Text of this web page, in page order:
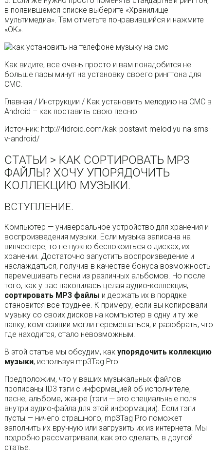
в появившемся списке выберите «Хранилище
мультимедиа». Там отметьте понравившийся и нажмите
«OK».
Как видите, все очень просто и вам понадобится не
больше пары минут на установку своего рингтона для
СМС.
Главная / Инструкции / Как установить мелодию на СМС в
Android – как поставить свою песню
Источник: http://4idroid.com/kak-postavit-melodiyu-na-sms-
v-android/
СТАТЬИ > КАК СОРТИРОВАТЬ МР3
ФАЙЛЫ? ХОЧУ УПОРЯДОЧИТЬ
КОЛЛЕКЦИЮ МУЗЫКИ.
ВСТУПЛЕНИЕ.
Компьютер — универсальное устройство для хранения и
воспроизведения музыки. Если музыка записана на
винчестере, то не нужно беспокоиться о дисках, их
хранении. Достаточно запустить воспроизведение и
наслаждаться, получив в качестве бонуса возможность
перемешивать песни из различных альбомов. Но после
того, как у вас накопилась целая аудио-коллекция,
сортировать МР3 файлы и держать их в порядке
становится все труднее. К примеру, если вы копировали
музыку со своих дисков на компьютер в одну и ту же
папку, композиции могли перемешаться, и разобрать, что
где находится, стало невозможным.
В этой статье мы обсудим, как упорядочить коллекцию
музыки, используя mp3Tag Pro.
Предположим, что у ваших музыкальных файлов
прописаны ID3 тэги с информацией об исполнителе,
песне, альбоме, жанре (тэги — это специальные поля
внутри аудио-файла для этой информации). Если тэги
пусты — ничего страшного, mp3Tag Pro поможет
заполнить их вручную или загрузить их из интернета. Мы
подробно рассматривали, как это сделать, в другой
статье.